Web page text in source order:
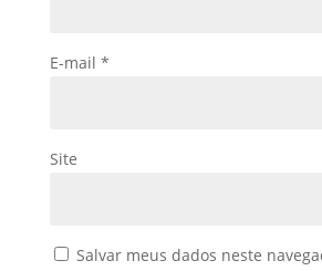
E-mail *
Site
Salvar meus dados neste